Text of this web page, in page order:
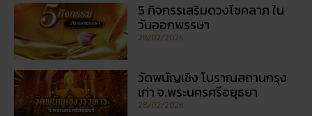
5 กิจกรรเสริมดวงโชคลาภ ใน
วันออกพรรษา
28/02/2026
วัดพนัญเชิง โบราณสถานกรุง
เก่า จ.พระนครศรีอยุธยา
28/02/2026